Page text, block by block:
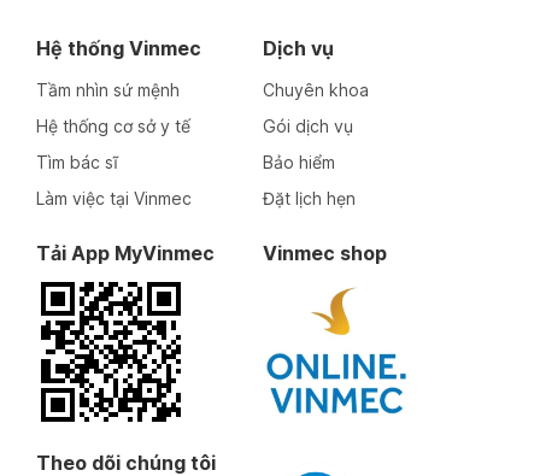
Hệ thống Vinmec
Tầm nhìn sứ mệnh
Hệ thống cơ sở y tế
Tìm bác sĩ
Làm việc tại Vinmec
Dịch vụ
Chuyên khoa
Gói dịch vụ
Bảo hiểm
Đặt lịch hẹn
Tải App MyVinmec Vinmec shop
Theo dõi chúng tôi